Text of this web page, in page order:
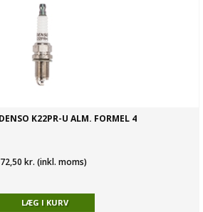
K22PR-U ALM. FORMEL 4
72,50 kr. (inkl. moms)